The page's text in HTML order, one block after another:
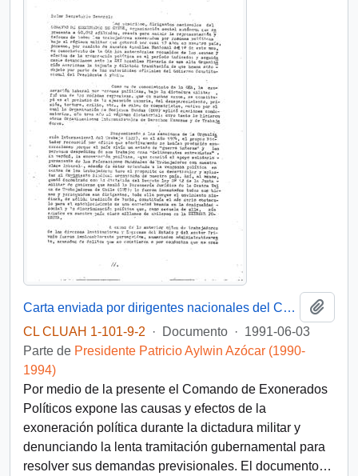
Carta enviada por dirigentes nacionales del Comando de Exonerados de Chile al Secretario General de la OEA, Joao Clemente Baena Soares, durante la XXI Asamblea Plenaria en Santiago de Chile
CL CLUAH 1-101-9-2
· Documento · 1991-06-03
Parte de Presidente Patricio Aylwin Azócar (1990-
1994)
Por medio de la presente el Comando de Exonerados
Políticos expone las causas y efectos de la
exoneración política durante la dictadura militar y
denunciando la lenta tramitación gubernamental para
resolver sus demandas previsionales. El documento…